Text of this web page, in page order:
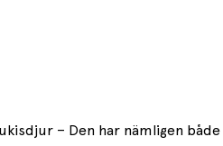
– Den har nämligen